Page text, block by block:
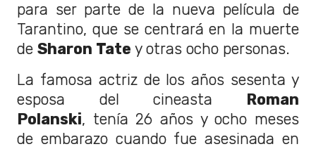
para ser parte de la nueva película de
Tarantino, que se centrará en la muerte
de Sharon Tate y otras ocho personas.
La famosa actriz de los años sesenta y
esposa del cineasta Roman
Polanski, tenía 26 años y ocho meses
de embarazo cuando fue asesinada en